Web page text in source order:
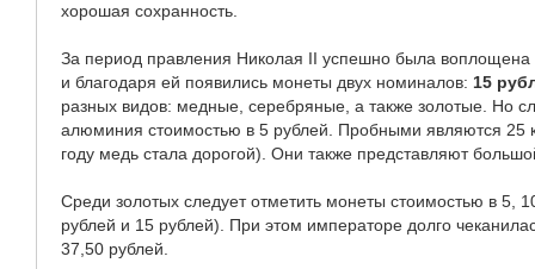
хорошая сохранность.
За период правления Николая II успешно была воплощена
и благодаря ей появились монеты двух номиналов: 15
разных видов: медные, серебряные, а также золотые. Но
алюминия стоимостью в 5 рублей. Пробными являются 25
году медь стала дорогой). Они также представляют
Среди золотых следует отметить монеты стоимостью в
рублей и 15 рублей). При этом императоре долго
37,50 рублей.